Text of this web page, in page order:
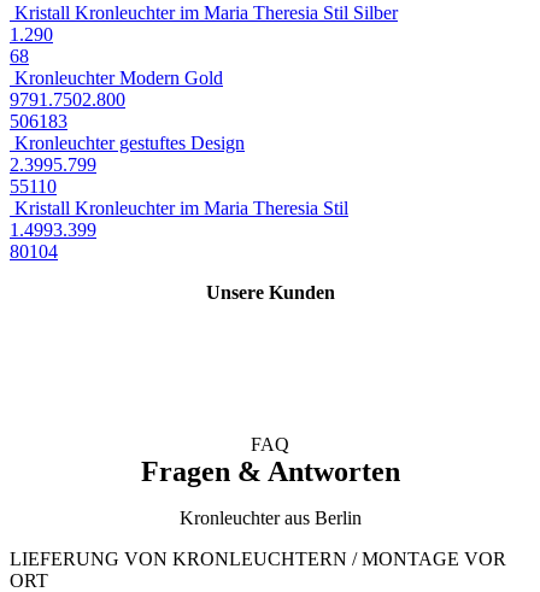
Kristall Kronleuchter im Maria Theresia Stil Silber
1.290
68
Kronleuchter Modern Gold
9791.7502.800
506183
Kronleuchter gestuftes Design
2.3995.799
55110
Kristall Kronleuchter im Maria Theresia Stil
1.4993.399
80104
Unsere Kunden
FAQ
Fragen & Antworten
Kronleuchter aus Berlin
LIEFERUNG VON KRONLEUCHTERN / MONTAGE VOR
ORT